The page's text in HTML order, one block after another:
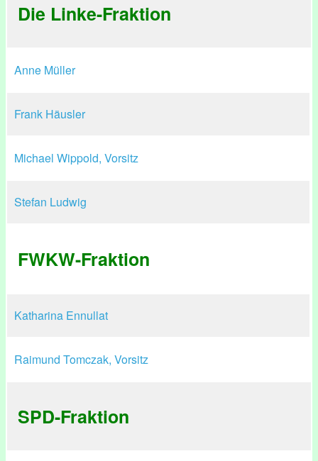
Die Linke-Fraktion
Anne Müller
Frank Häusler
Michael Wippold, Vorsitz
Stefan Ludwig
FWKW-Fraktion
Katharina Ennullat
Raimund Tomczak, Vorsitz
SPD-Fraktion